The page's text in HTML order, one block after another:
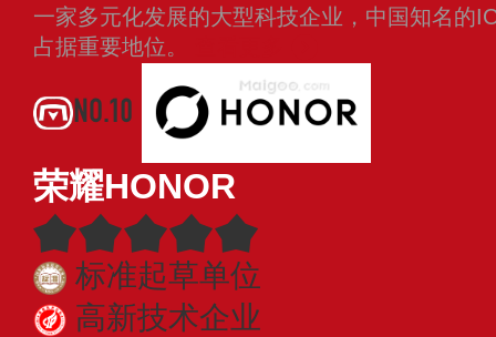
一家多元化发展的大型科技企业，中国知名的
占据重要地位。
NO.10
荣耀HONOR
标准起草单位
高新技术企业